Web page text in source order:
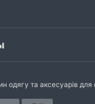
одягу та аксесуарів